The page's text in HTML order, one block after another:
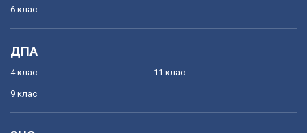
6 клас
ДПА
4 клас
9 клас
11 клас